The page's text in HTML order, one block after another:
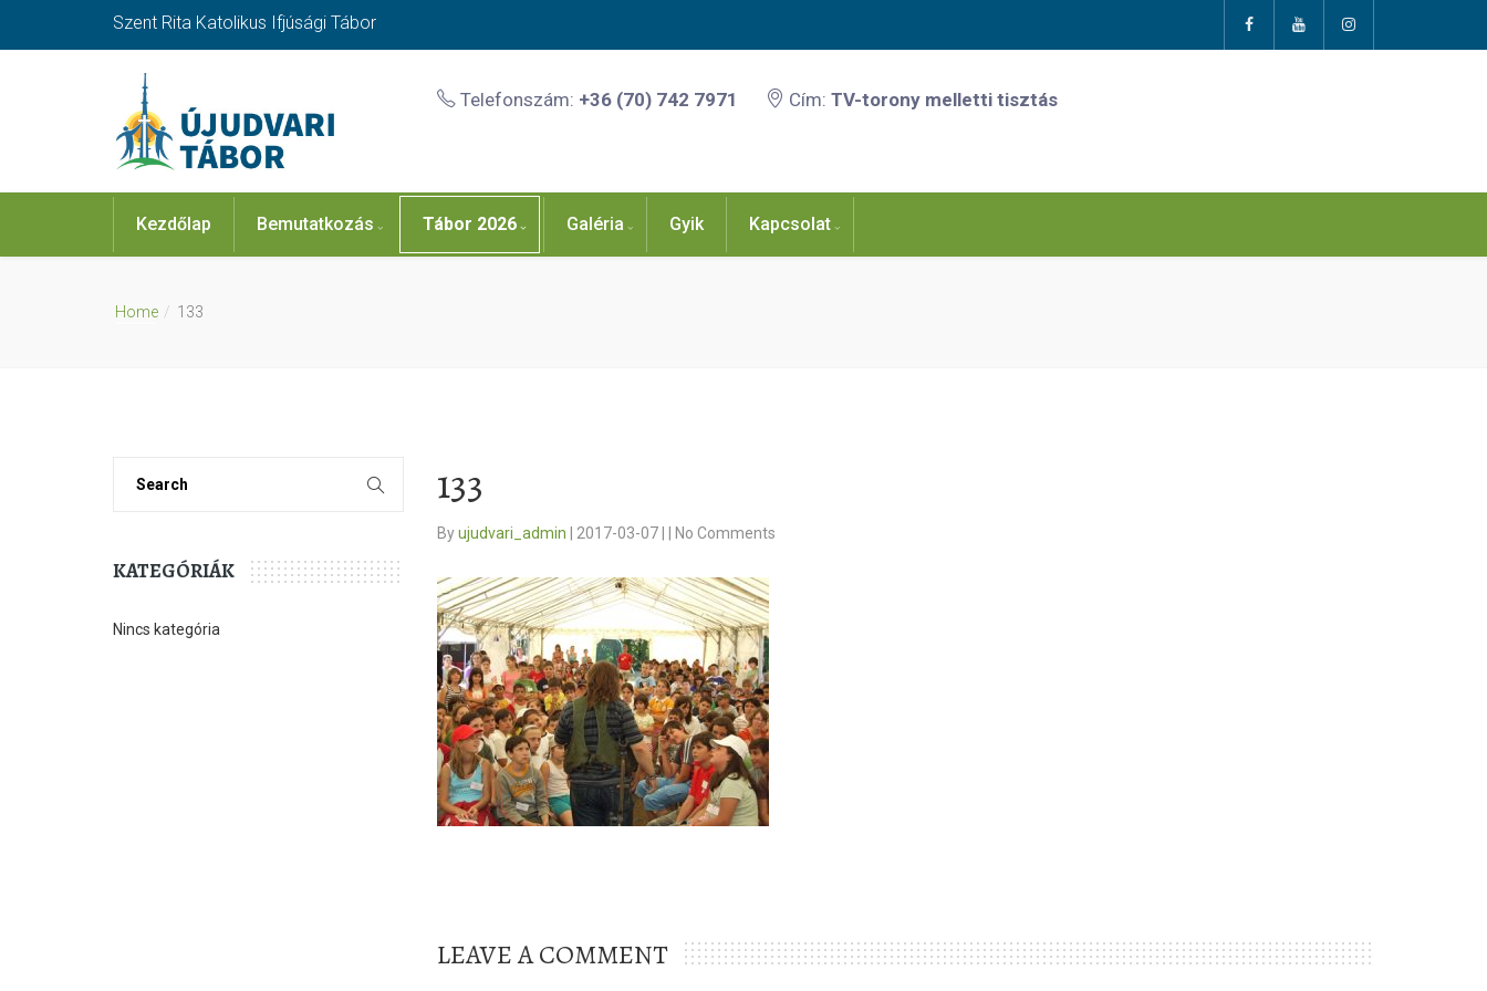
Szent Rita Katolikus Ifjúsági Tábor
Telefonszám: +36 (70) 742 7971 Cím: TV-torony melletti tisztás
Kezdőlap Bemutatkozás Tábor 2026 Galéria Gyik Kapcsolat
Home 133
KATEGÓRIÁK
Nincs kategória
133
Byujudvari_admin 2017-03-07 No Comments
LEAVE A COMMENT